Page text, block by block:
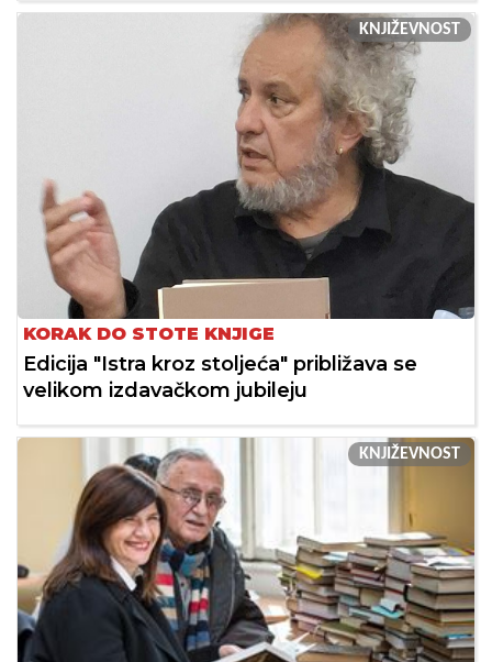
KNJIŽEVNOST
KORAK DO STOTE KNJIGE
Edicija "Istra kroz stoljeća" približava se
velikom izdavačkom jubileju
KNJIŽEVNOST